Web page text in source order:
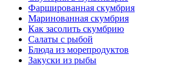
Фаршированная скумбрия
Маринованная скумбрия
Как засолить скумбрию
Салаты с рыбой
Блюда из морепродуктов
Закуски из рыбы